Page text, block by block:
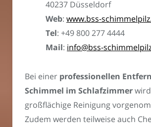
40237 Düsseldorf
Web: www.bss-
Tel: +49 800 277 4444
Mail: info@bss-
Bei einer professionellen
Schimmel im Schlafzimmer
großflächige Reinigung
Zudem werden teilweise auch